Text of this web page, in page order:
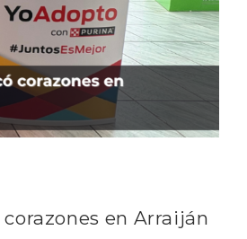
en Arraiján